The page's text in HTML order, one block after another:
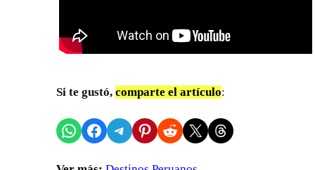
Si te gustó, comparte el artículo:
Compartir en WhatsApp
Compartir en Facebook
Compartir en Telegram
Compartir en Pinterest
Compartir en Reddit
Compartir en X Share on Threads